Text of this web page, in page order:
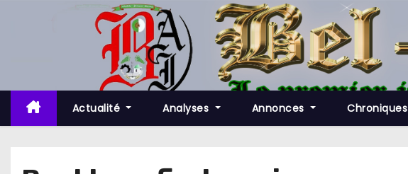
t
c
Actualité Analyses Annonces